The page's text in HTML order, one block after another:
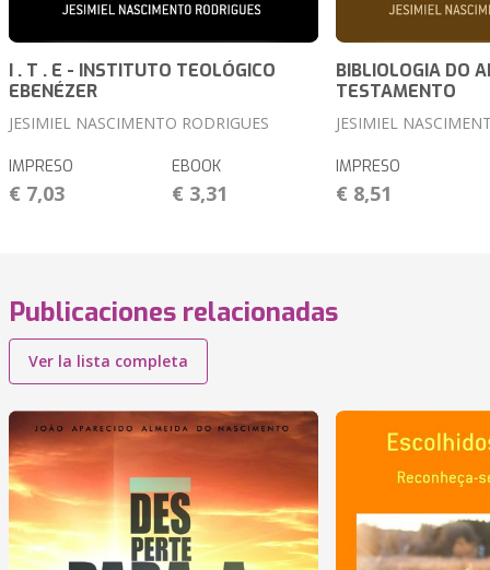
I . T . E - INSTITUTO TEOLÓGICO
EBENÉZER
JESIMIEL NASCIMENTO RODRIGUES
IMPRESO
€ 7,03
EBOOK
€ 3,31
BIBLIOLOGIA DO
TESTAMENTO
JESIMIEL
IMPRESO
€ 8,51
Publicaciones relacionadas
Ver la lista completa